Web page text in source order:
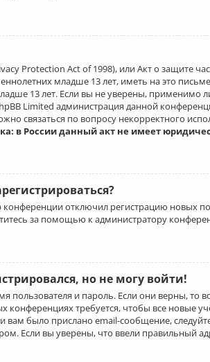
Protection Act of 1998), или Акт о защите
младше 13 лет, иметь на это
13 лет. Если вы не уверены, применимо
Limited администрация данной
связаться по вопросу некорректного
в России данный акт не имеет
отключил регистрацию новых
за помощью к администратору
но не могу войти!
пользователя и пароль. Если они верны, то
конференциях требуется, чтобы все новые
вам было прислано email-сообщение,
Если вы уверены, что ввели правильный